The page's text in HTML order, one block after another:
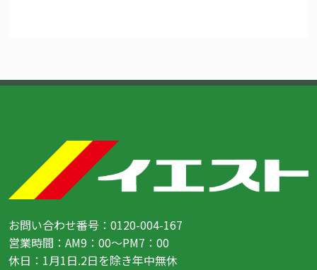
お問い合わせ番号：0120-004-167
営業時間：AM9：00～PM7：00
休日：1月1日.2日を除き年中無休